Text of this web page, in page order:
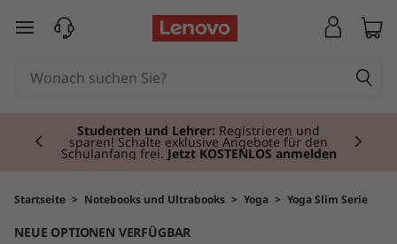
Yzum Hauptinhalt springen
Studenten und Lehrer: Registrieren und
sparen! Schalte exklusive Angebote für den
Schulanfang frei. Jetzt KOSTENLOS anmelden
Currently displaying item 2 of 3
Startseite > Notebooks und Ultrabooks > Yoga > Yoga Slim Serie
NEUE OPTIONEN VERFÜGBAR